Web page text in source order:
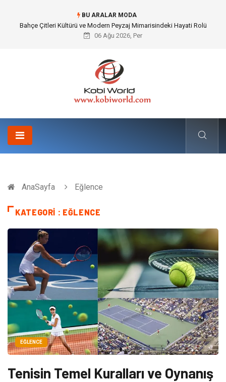
BU ARALAR MODA
Komple Tır Taşımacılığı İle Kesintisiz ve Güvenli Lojistik Çözümleri
06 Ağu 2026, Per
AnaSayfa Eğlence
KATEGORI : EĞLENCE
EĞLENCE
Tenisin Temel Kuralları ve Oynanış